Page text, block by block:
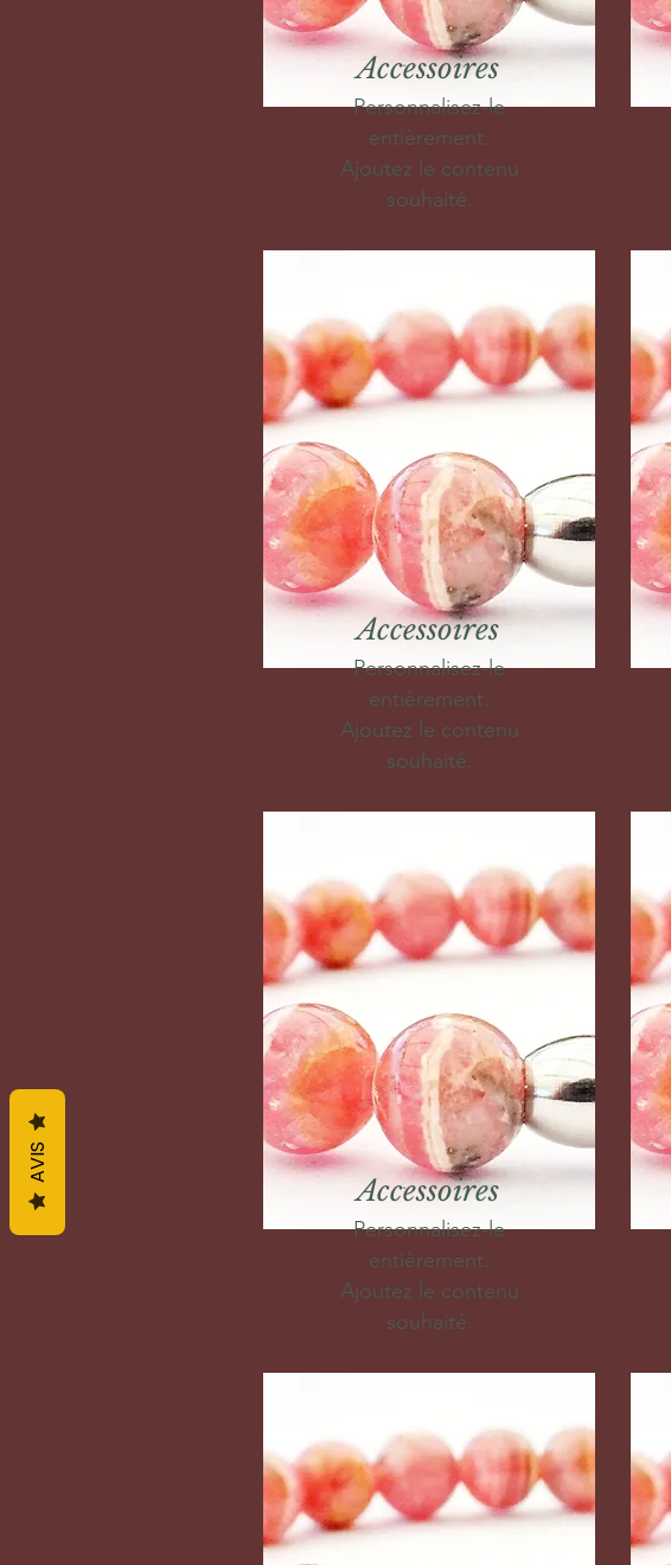
Accessoires
Personnalisez-le
entièrement.
Ajoutez le contenu
souhaité.
Accessoires
Personnalisez-le
entièrement.
Ajoutez le contenu
souhaité.
Accessoires
Personnalisez-le
entièrement.
Ajoutez le contenu
souhaité.
AVIS